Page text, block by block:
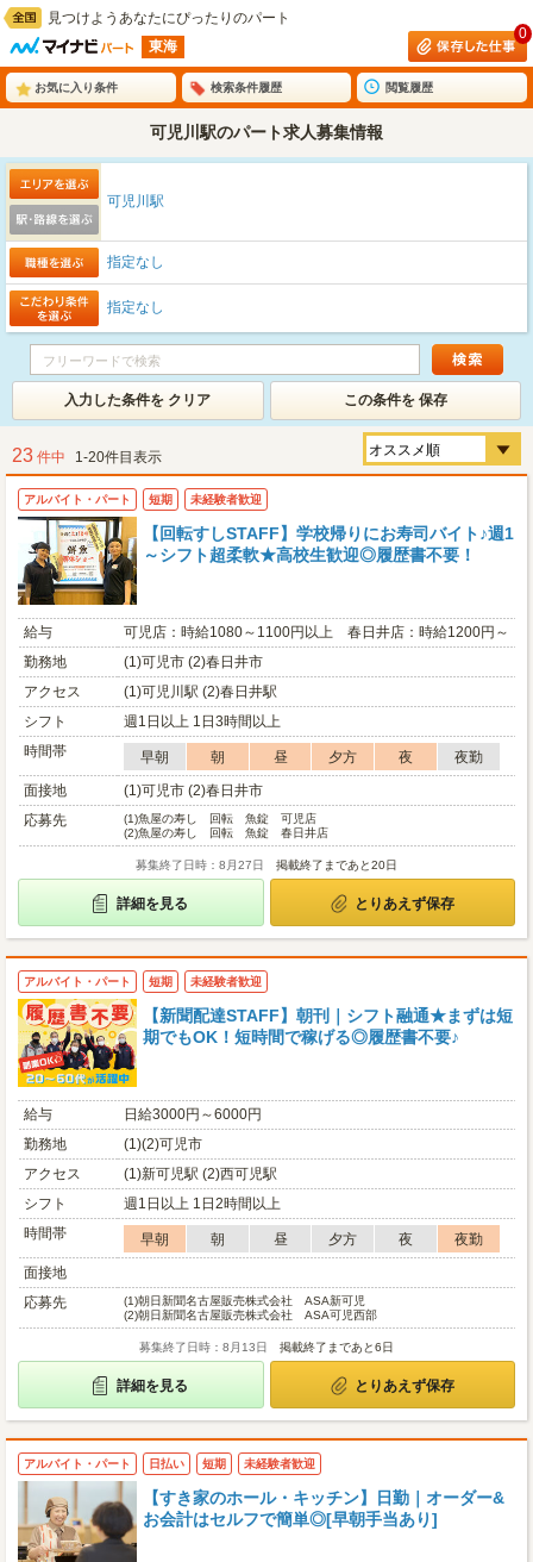
見つけようあなたにぴったりのパート
東海
0
お気に入り条件 検索条件履歴 閲覧履歴
可児川駅のパート求人募集情報
可児川駅
指定なし
指定なし
入力した条件を クリア この条件を 保存
23 件中 1-20件目表示
アルバイト・パート 短期 未経験者歓迎
【回転すしSTAFF】学校帰りにお寿司バイト♪週1
～シフト超柔軟★高校生歓迎◎履歴書不要！
給与
可児店：時給1080～1100円以上 春日井店：時給1200円～
勤務地
(1)可児市 (2)春日井市
アクセス
(1)可児川駅 (2)春日井駅
シフト
週1日以上 1日3時間以上
時間帯
早朝 朝 昼 夕方 夜
夜勤
面接地
(1)可児市 (2)春日井市
応募先
(1)魚屋の寿し 回転 魚錠 可児店
(2)魚屋の寿し 回転 魚錠 春日井店
募集終了日時：8月27日 掲載終了まであと20日
詳細を見る とりあえず保存
アルバイト・パート 短期 未経験者歓迎
【新聞配達STAFF】朝刊｜シフト融通★まずは短
期でもOK！短時間で稼げる◎履歴書不要♪
給与
日給3000円～6000円
勤務地
(1)(2)可児市
アクセス
(1)新可児駅 (2)西可児駅
シフト
週1日以上 1日2時間以上
時間帯
早朝 朝 昼 夕方 夜
夜勤
面接地
応募先
(1)朝日新聞名古屋販売株式会社 ASA新可児
(2)朝日新聞名古屋販売株式会社 ASA可児西部
募集終了日時：8月13日 掲載終了まであと6日
詳細を見る とりあえず保存
アルバイト・パート 日払い 短期 未経験者歓迎
【すき家のホール・キッチン】日勤｜オーダー&
お会計はセルフで簡単◎[早朝手当あり]